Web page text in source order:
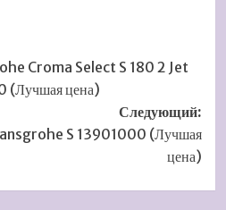
Croma Select S 180 2 Jet
цена)
Следующий:
S 13901000 (Лучшая
цена)